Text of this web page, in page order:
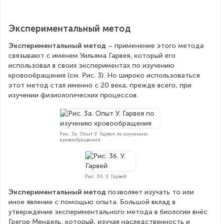
Экспериментальный метод
Экспериментальный метод – применение этого метода
связывают с именем Уильяма Гарвея, который его
использовал в своих экспериментах по изучению
кровообращения (см. Рис. 3). Но широко использоваться
этот метод стал именно с 20 века, прежде всего, при
изучении физиологических процессов.
Рис. 3а. Опыт У. Гарвея по изучению
кровообращения
Рис. 3б. У. Гарвей
Экспериментальный метод позволяет изучать то или
иное явление с помощью опыта. Большой вклад в
утверждение экспериментального метода в биологии внёс
Грегор Мендель, который, изучая наследственность и